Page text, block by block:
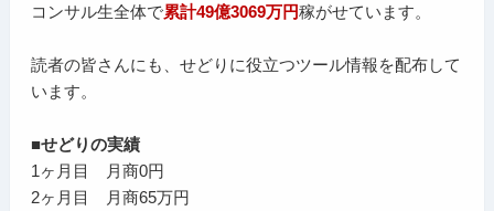
コンサル生全体で累計49億3069万円稼がせています。
読者の皆さんにも、せどりに役立つツール情報を配布して
います。
■せどりの実績
1ヶ月目 月商0円
2ヶ月目 月商65万円